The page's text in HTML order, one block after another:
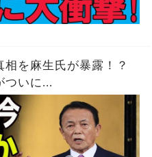
相を麻生氏が暴露！？
ついに...